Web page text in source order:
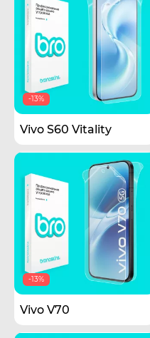
-13%
Vivo S60 Vitality
-13%
Vivo V70